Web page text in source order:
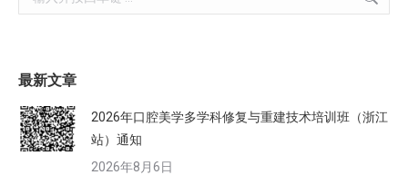
最新文章
2026年口腔美学多学科修复与重建技术培训班（浙江
站）通知
2026年8月6日